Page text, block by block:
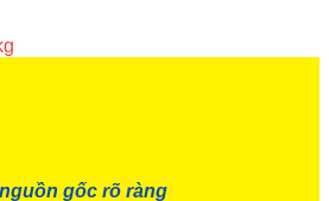
gốc rõ ràng